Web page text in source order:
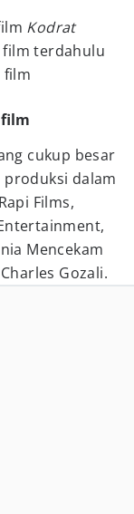
Kodrat
terdahulu
film
cukup besar
dalam
Films,
Mencekam
Gozali.